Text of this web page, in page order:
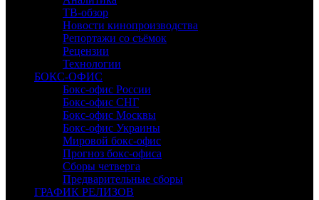
ТВ-обзор
Новости кинопроизводства
Репортажи со съёмок
Рецензии
Технологии
БОКС-ОФИС
Бокс-офис России
Бокс-офис СНГ
Бокс-офис Москвы
Бокс-офис Украины
Мировой бокс-офис
Прогноз бокс-офиса
Сборы четверга
Предварительные сборы
ГРАФИК РЕЛИЗОВ